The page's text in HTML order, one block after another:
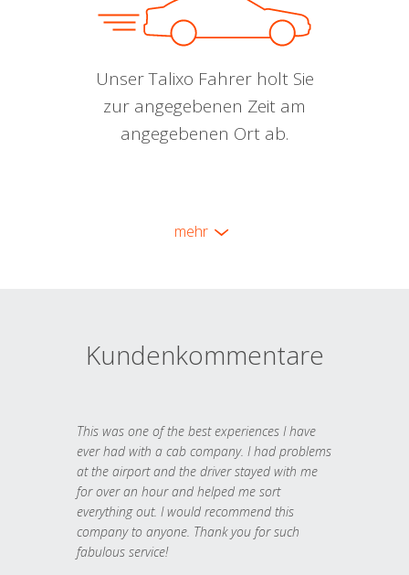
Unser Talixo Fahrer holt Sie
zur angegebenen Zeit am
angegebenen Ort ab.
mehr
Kundenkommentare
This was one of the best experiences I have
ever had with a cab company. I had problems
at the airport and the driver stayed with me
for over an hour and helped me sort
everything out. I would recommend this
company to anyone. Thank you for such
fabulous service!